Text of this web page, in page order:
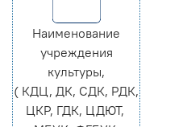
Наименование
учреждения
культуры,
( КДЦ, ДК, СДК, РДК,
ЦКР, ГДК, ЦДЮТ,